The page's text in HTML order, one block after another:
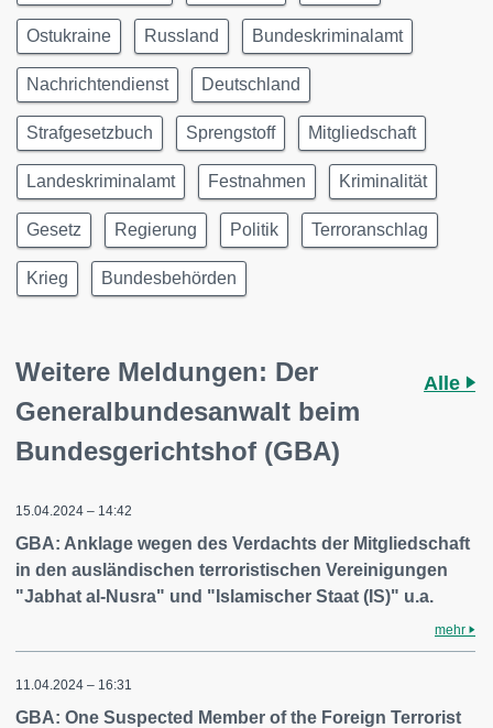
Ostukraine Russland Bundeskriminalamt
Nachrichtendienst Deutschland
Strafgesetzbuch Sprengstoff Mitgliedschaft
Landeskriminalamt Festnahmen Kriminalität
Gesetz Regierung Politik Terroranschlag
Krieg Bundesbehörden
Weitere Meldungen: Der
Generalbundesanwalt beim
Bundesgerichtshof (GBA)
Alle
15.04.2024 – 14:42
GBA: Anklage wegen des Verdachts der Mitgliedschaft
in den ausländischen terroristischen Vereinigungen
"Jabhat al-Nusra" und "Islamischer Staat (IS)" u.a.
mehr
11.04.2024 – 16:31
GBA: One Suspected Member of the Foreign Terrorist